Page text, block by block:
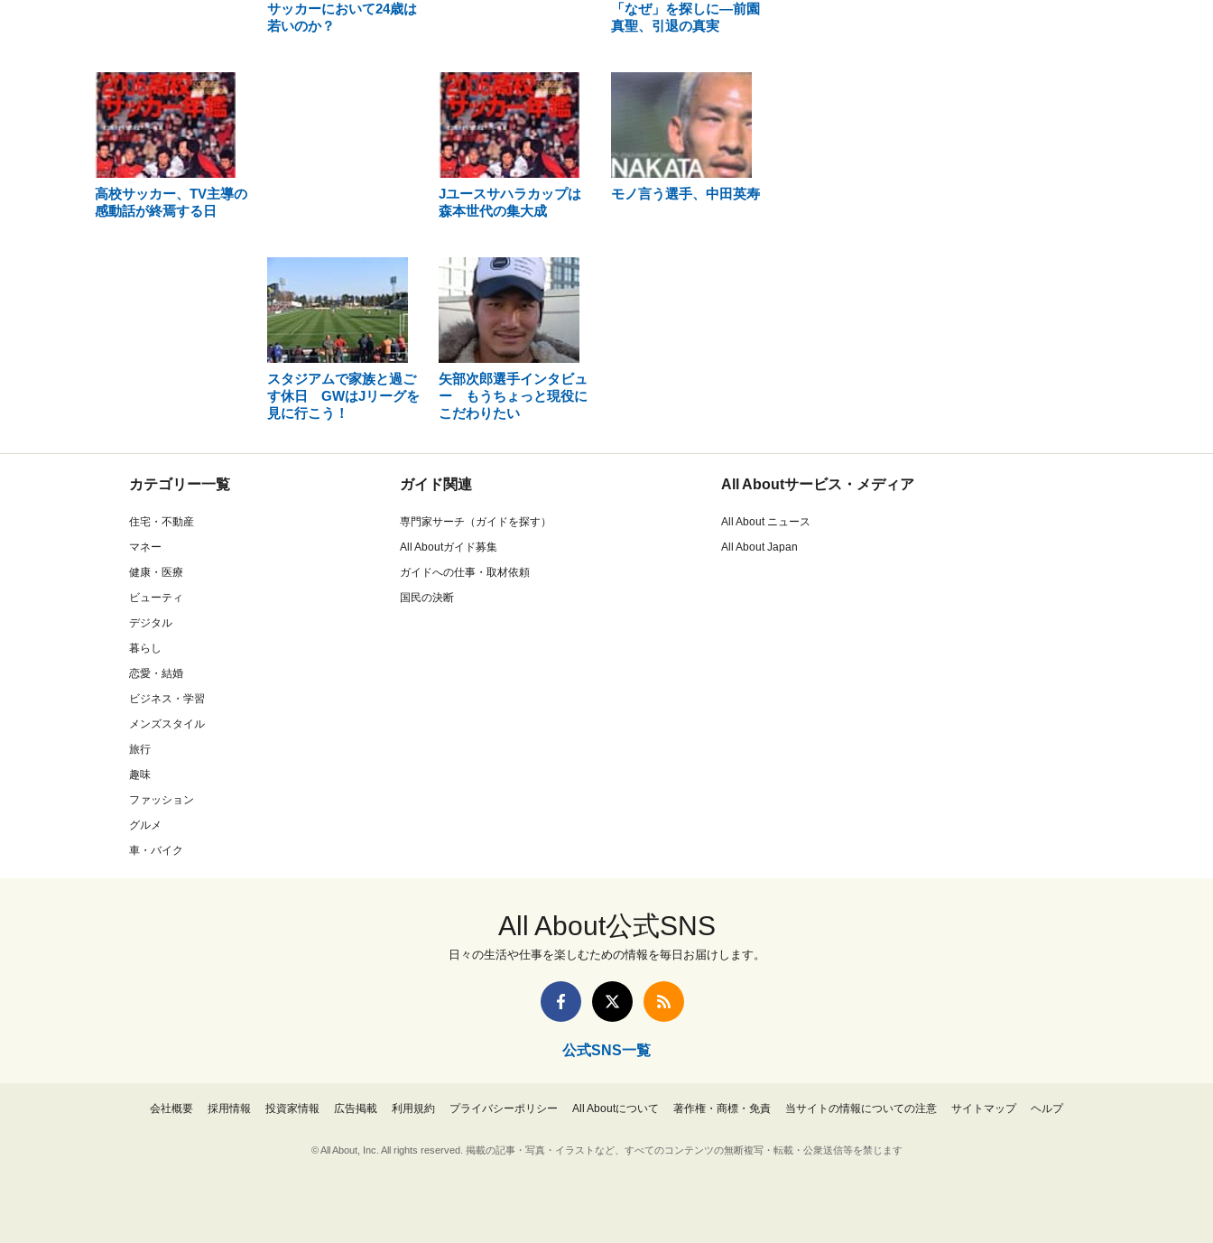
サッカーにおいて24歳は
若いのか？
「なぜ」を探しに―前園
真聖、引退の真実
高校サッカー、TV主導の
感動話が終焉する日
Jユースサハラカップは
森本世代の集大成
モノ言う選手、中田英寿
スタジアムで家族と過ご
す休日 GWはJリーグを
見に行こう！
矢部次郎選手インタビュ
ー もうちょっと現役に
こだわりたい
カテゴリー一覧
住宅・不動産
マネー
健康・医療
ビューティ
デジタル
暮らし
恋愛・結婚
ビジネス・学習
メンズスタイル
旅行
趣味
ファッション
グルメ
車・バイク
ガイド関連
専門家サーチ（ガイドを探す）
All Aboutガイド募集
ガイドへの仕事・取材依頼
国民の決断
All Aboutサービス・メディア
All About ニュース
All About Japan
All About公式SNS
日々の生活や仕事を楽しむための情報を毎日お届けします。
公式SNS一覧
会社概要 採用情報 投資家情報 広告掲載 利用規約 プライバシーポリシー All Aboutについて 著作権・商標・免責 当サイトの情報についての注意 サイトマップ ヘルプ
© All About, Inc. All rights reserved. 掲載の記事・写真・イラストなど、すべてのコンテンツの無断複写・転載・公衆送信等を禁じます